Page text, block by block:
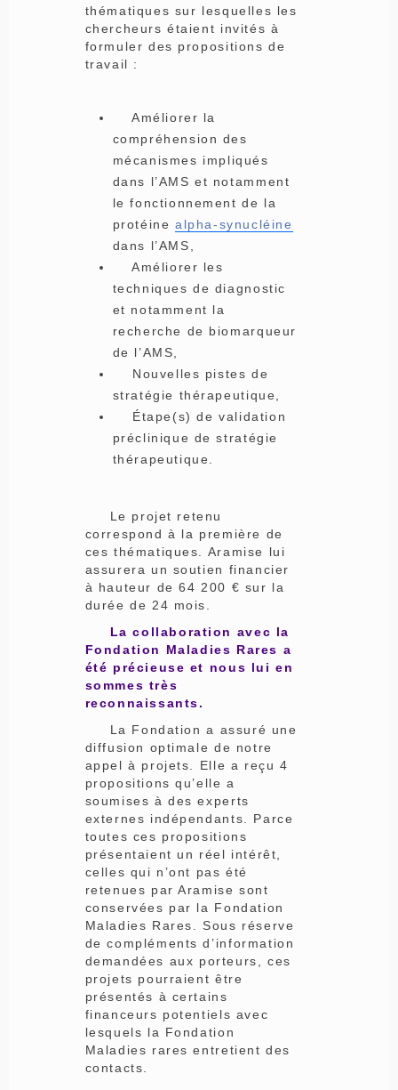
thématiques sur lesquelles les
chercheurs étaient invités à
formuler des propositions de
travail :
Améliorer la
compréhension des
mécanismes impliqués
dans l’AMS et notamment
le fonctionnement de la
protéine alpha-synucléine
dans l’AMS,
Améliorer les
techniques de diagnostic
et notamment la
recherche de biomarqueur
de l’AMS,
Nouvelles pistes de
stratégie thérapeutique,
Étape(s) de validation
préclinique de stratégie
thérapeutique.
Le projet retenu
correspond à la première de
ces thématiques. Aramise lui
assurera un soutien financier
à hauteur de 64 200 € sur la
durée de 24 mois.
La collaboration avec la
Fondation Maladies Rares a
été précieuse et nous lui en
sommes très
reconnaissants.
La Fondation a assuré une
diffusion optimale de notre
appel à projets. Elle a reçu 4
propositions qu’elle a
soumises à des experts
externes indépendants. Parce
toutes ces propositions
présentaient un réel intérêt,
celles qui n’ont pas été
retenues par Aramise sont
conservées par la Fondation
Maladies Rares. Sous réserve
de compléments d’information
demandées aux porteurs, ces
projets pourraient être
présentés à certains
financeurs potentiels avec
lesquels la Fondation
Maladies rares entretient des
contacts.